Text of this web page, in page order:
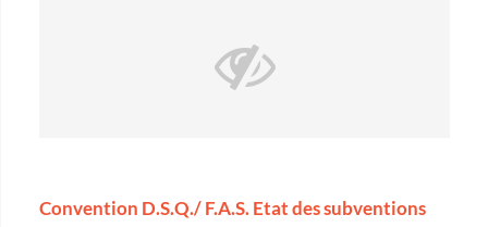
Convention D.S.Q./ F.A.S. Etat des subventions